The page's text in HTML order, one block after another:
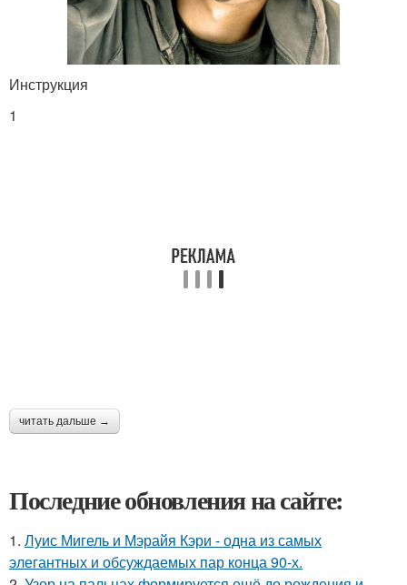
Инструкция
1
читать дальше →
Последние обновления на сайте:
1. Луис Мигель и Мэрайя Кэри - одна из самых
элегантных и обсуждаемых пар конца 90-х.